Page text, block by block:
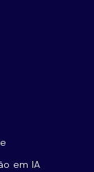
em IA